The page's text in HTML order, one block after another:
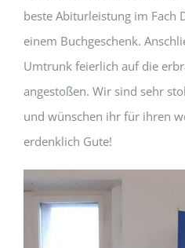
beste Abiturleistung im Fach
einem Buchgeschenk.
Umtrunk feierlich auf die
angestoßen. Wir sind sehr
und wünschen ihr für ihren
erdenklich Gute!